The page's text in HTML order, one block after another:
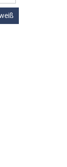
pour le
pour le